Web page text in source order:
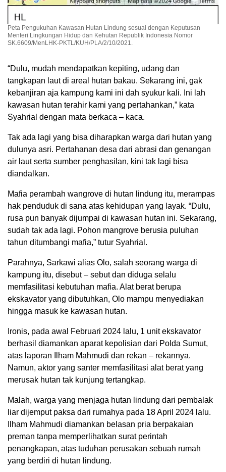
Peta Pengukuhan Kawasan Hutan Lindung sesuai dengan Keputusan
Menteri Lingkungan Hidup dan Kehutan Republik Indonesia Nomor
SK.6609/MenLHK-PKTL/KUH/PLA/2/10/2021.
“Dulu, mudah mendapatkan kepiting, udang dan
tangkapan laut di areal hutan bakau. Sekarang ini, gak
kebanjiran aja kampung kami ini dah syukur kali. Ini lah
kawasan hutan terahir kami yang pertahankan,” kata
Syahrial dengan mata berkaca – kaca.
Tak ada lagi yang bisa diharapkan warga dari hutan yang
dulunya asri. Pertahanan desa dari abrasi dan genangan
air laut serta sumber penghasilan, kini tak lagi bisa
diandalkan.
Mafia perambah wangrove di hutan lindung itu, merampas
hak penduduk di sana atas kehidupan yang layak. “Dulu,
rusa pun banyak dijumpai di kawasan hutan ini. Sekarang,
sudah tak ada lagi. Pohon mangrove berusia puluhan
tahun ditumbangi mafia,” tutur Syahrial.
Parahnya, Sarkawi alias Olo, salah seorang warga di
kampung itu, disebut – sebut dan diduga selalu
memfasilitasi kebutuhan mafia. Alat berat berupa
ekskavator yang dibutuhkan, Olo mampu menyediakan
hingga masuk ke kawasan hutan.
Ironis, pada awal Februari 2024 lalu, 1 unit ekskavator
berhasil diamankan aparat kepolisian dari Polda Sumut,
atas laporan Ilham Mahmudi dan rekan – rekannya.
Namun, aktor yang santer memfasilitasi alat berat yang
merusak hutan tak kunjung tertangkap.
Malah, warga yang menjaga hutan lindung dari pembalak
liar dijemput paksa dari rumahya pada 18 April 2024 lalu.
Ilham Mahmudi diamankan belasan pria berpakaian
preman tanpa memperlihatkan surat perintah
penangkapan, atas tuduhan perusakan sebuah rumah
yang berdiri di hutan lindung.